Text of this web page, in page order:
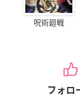
呪術廻戦
フォロ